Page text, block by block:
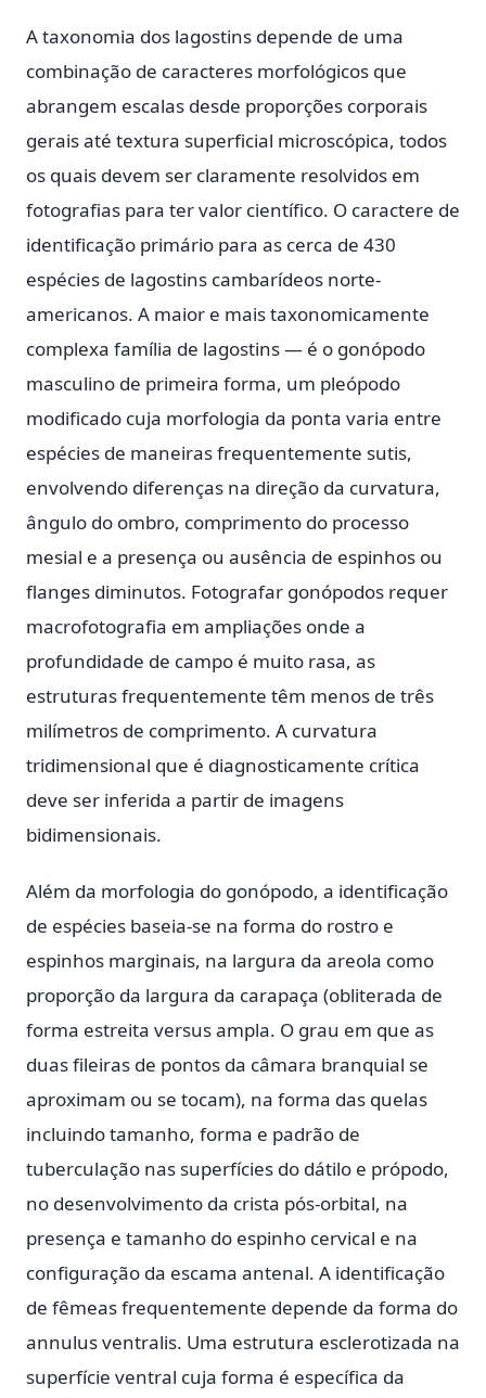
A taxonomia dos lagostins depende de uma
combinação de caracteres morfológicos que
abrangem escalas desde proporções corporais
gerais até textura superficial microscópica, todos
os quais devem ser claramente resolvidos em
fotografias para ter valor científico. O caractere de
identificação primário para as cerca de 430
espécies de lagostins cambarídeos norte-
americanos. A maior e mais taxonomicamente
complexa família de lagostins — é o gonópodo
masculino de primeira forma, um pleópodo
modificado cuja morfologia da ponta varia entre
espécies de maneiras frequentemente sutis,
envolvendo diferenças na direção da curvatura,
ângulo do ombro, comprimento do processo
mesial e a presença ou ausência de espinhos ou
flanges diminutos. Fotografar gonópodos requer
macrofotografia em ampliações onde a
profundidade de campo é muito rasa, as
estruturas frequentemente têm menos de três
milímetros de comprimento. A curvatura
tridimensional que é diagnosticamente crítica
deve ser inferida a partir de imagens
bidimensionais.
Além da morfologia do gonópodo, a identificação
de espécies baseia-se na forma do rostro e
espinhos marginais, na largura da areola como
proporção da largura da carapaça (obliterada de
forma estreita versus ampla. O grau em que as
duas fileiras de pontos da câmara branquial se
aproximam ou se tocam), na forma das quelas
incluindo tamanho, forma e padrão de
tuberculação nas superfícies do dátilo e própodo,
no desenvolvimento da crista pós-orbital, na
presença e tamanho do espinho cervical e na
configuração da escama antenal. A identificação
de fêmeas frequentemente depende da forma do
annulus ventralis. Uma estrutura esclerotizada na
superfície ventral cuja forma é específica da